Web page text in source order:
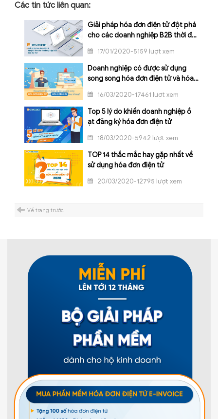
Các tin tức liên quan:
Giải pháp hóa đơn điện tử đột phá
cho các doanh nghiệp B2B thời đại
17/01/2020-5159 lượt xem
Doanh nghiệp có được sử dụng
song song hóa đơn điện tử và hóa
16/03/2020-17461 lượt xem
Top 5 lý do khiến doanh nghiệp ồ
ạt đăng ký hóa đơn điện tử
18/03/2020-5942 lượt xem
TOP 14 thắc mắc hay gặp nhất về
sử dụng hóa đơn điện tử
20/03/2020-12795 lượt xem
Về trang trước